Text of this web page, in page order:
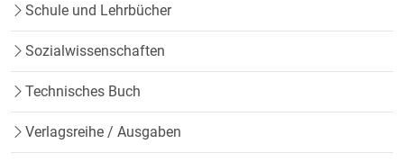
Schule und Lehrbücher
Sozialwissenschaften
Technisches Buch
Verlagsreihe / Ausgaben